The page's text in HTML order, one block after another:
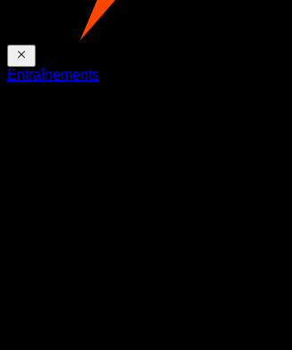
Entraînements